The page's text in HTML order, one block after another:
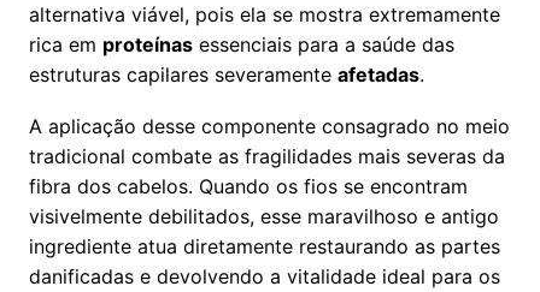
alternativa viável, pois ela se mostra extremamente
rica em proteínas essenciais para a saúde das
estruturas capilares severamente afetadas.
A aplicação desse componente consagrado no meio
tradicional combate as fragilidades mais severas da
fibra dos cabelos. Quando os fios se encontram
visivelmente debilitados, esse maravilhoso e antigo
ingrediente atua diretamente restaurando as partes
danificadas e devolvendo a vitalidade ideal para os